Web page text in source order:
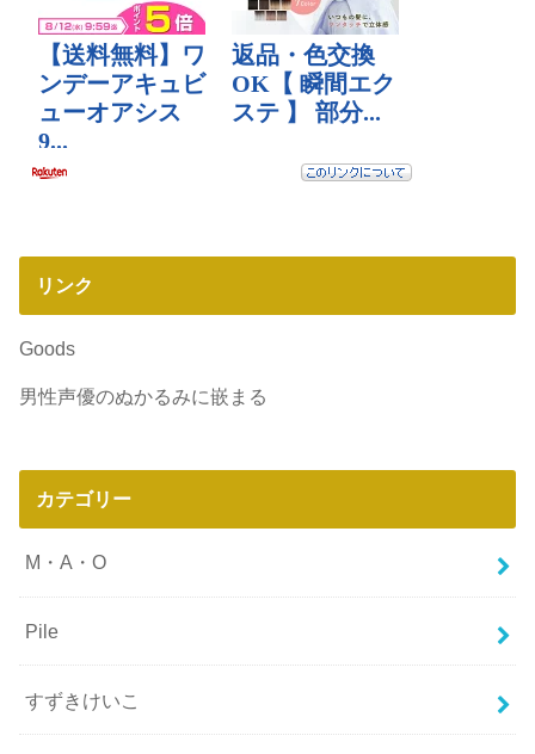
リンク
Goods
男性声優のぬかるみに嵌まる
カテゴリー
M・A・O
Pile
すずきけいこ